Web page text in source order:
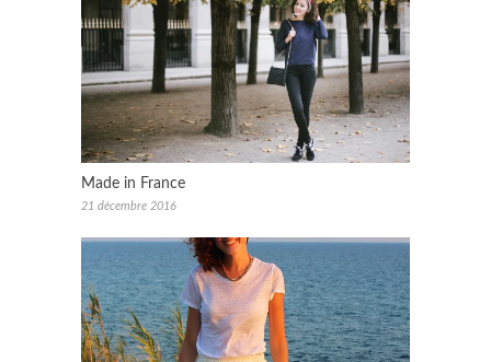
Made in France
21 décembre 2016